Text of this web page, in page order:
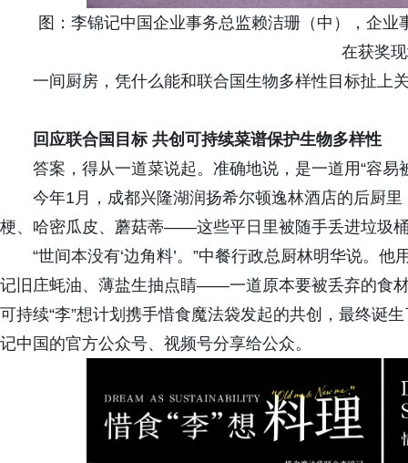
图：李锦记中国企业事务总监赖洁珊（中），企
在获奖
一间厨房，凭什么能和联合国生物多样性目标扯上
回应联合国目标 共创可持续菜谱保护生物多样性
答案，得从一道菜说起。准确地说，是一道用“容易
今年1月，成都兴隆湖润扬希尔顿逸林酒店的后厨
梗、哈密瓜皮、蘑菇蒂——这些平日里被随手丢进垃圾
“世间本没有‘边角料’。”中餐行政总厨林明华说。
记旧庄蚝油、薄盐生抽点睛——一道原本要被丢弃的食
可持续“李”想计划携手惜食魔法袋发起的共创，最终诞
记中国的官方公众号、视频号分享给公众。